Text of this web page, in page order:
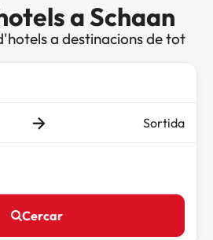
a Schaan
a destinacions de tot
Sortida
Cercar